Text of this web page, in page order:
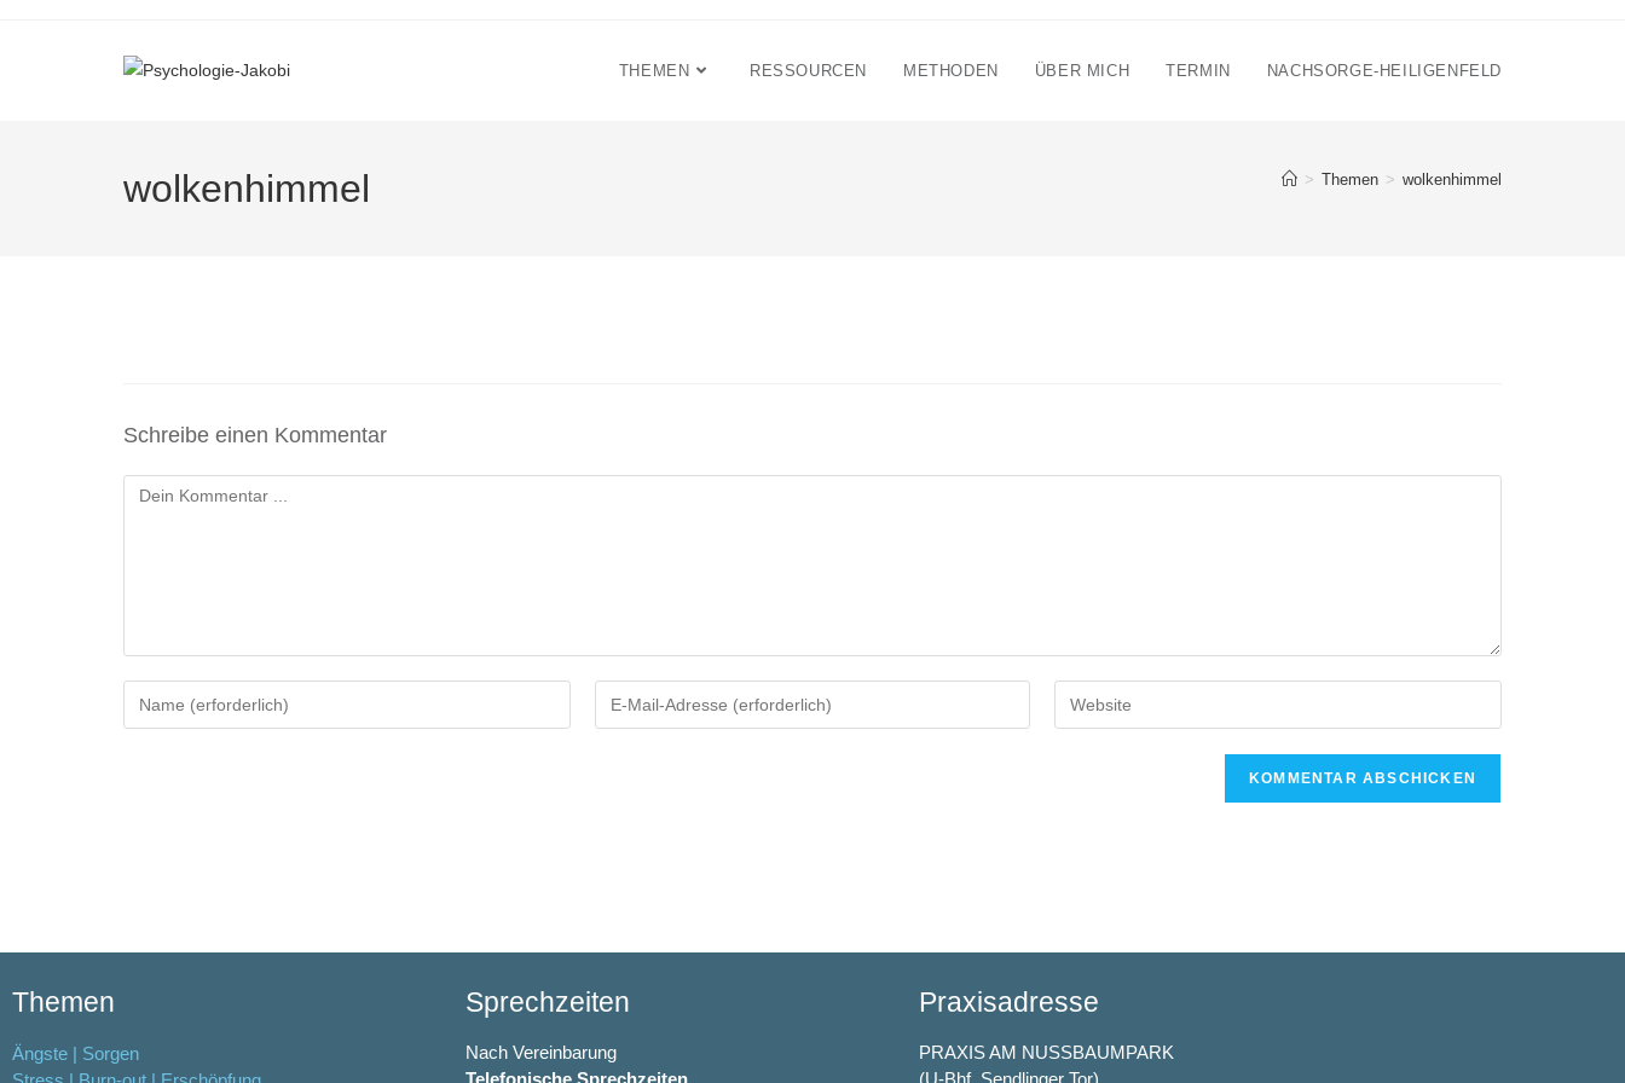
THEMEN RESSOURCEN METHODEN ÜBER MICH TERMIN NACHSORGE-HEILIGENFELD
wolkenhimmel > Themen > wolkenhimmel
Schreibe einen Kommentar
Themen
Ängste | Sorgen
Sprechzeiten
Nach Vereinbarung
Praxisadresse
PRAXIS AM NUSSBAUMPARK